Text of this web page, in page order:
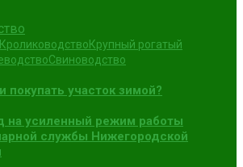
КролиководствоКрупный рогатый
Свиноводство
покупать участок зимой?
на усиленный режим работы
службы Нижегородской